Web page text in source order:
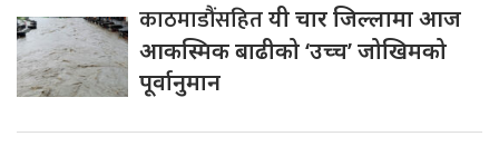
काठमाडौंसहितयी चार जिल्लामा आज
आकस्मिक बाढीको ‘उच्च’ जोखिमको
पूर्वानुमान